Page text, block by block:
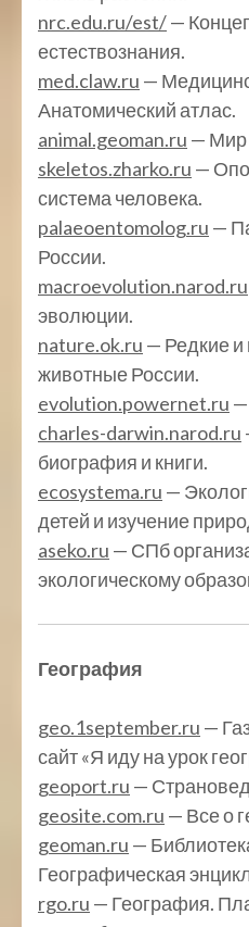
nrc.edu.ru/est/—
естествознания.
med.claw.ru —
Анатомический атлас.
animal.geoman.ru — Мир
skeletos.zharko.ru —
система человека.
palaeoentomolog.ru —
России.
macroevolution.narod.ru
эволюции.
nature.ok.ru — Редкие
животные России.
evolution.powernet.ru —
charles-darwin.narod.ru
биография и книги.
ecosystema.ru —
детей и изучение
aseko.ru — СПб
экологическому
География
geo.1september.ru —
сайт «Я иду на урок
geoport.ru —
geosite.com.ru — Все о
geoman.ru —
Географическая
rgo.ru — География.